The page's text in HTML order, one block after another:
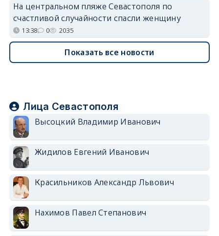
На центральном пляже Севастополя по
счастливой случайности спасли женщину
13:38 0 2035
Показать все новости
Лица Севастополя
Высоцкий Владимир Иванович
Жидилов Евгений Иванович
Красильников Александр Львович
Нахимов Павел Степанович